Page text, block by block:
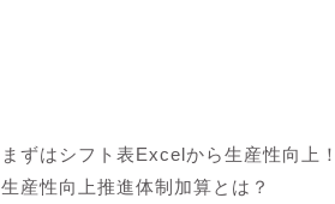
まずはシフト表Excelから生産性向上
生産性向上推進体制加算とは？